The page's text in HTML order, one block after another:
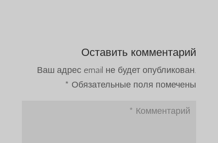
Оставить комментарий
Ваш адрес email не будет опубликован.
Обязательные поля помечены
*